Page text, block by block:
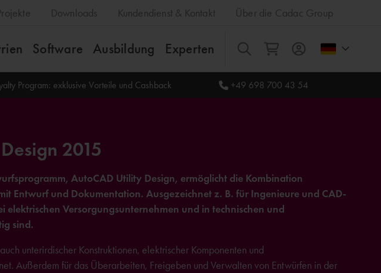
Downloads Kundendienst & Kontakt Über die Cadac Group
Software Ausbildung Experten Alles
Program: exklusive Vorteile und Cashback +49 698 700 43 54
2015
AutoCAD Utility Design, ermöglicht die Kombination
Entwurf und Dokumentation. Ausgezeichnet z. B. für Ingenieure und CAD-
elektrischen Versorgungsunternehmen und in technischen und
sind.
unterirdischer Konstruktionen, elektrischer Komponenten und
Außerdem für das Überarbeiten, Freigeben und Verwalten von Entwürfen in der